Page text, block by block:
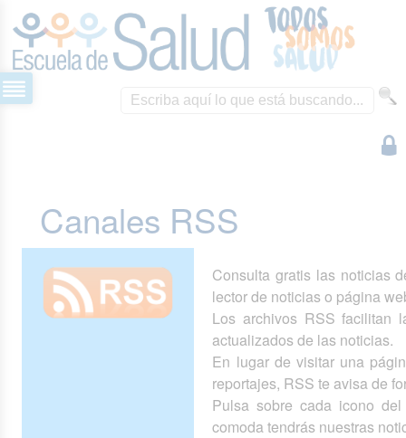
Canales RSS
Consulta gratis las noticias
lector de noticias o página
Los archivos RSS facilitan
actualizados de las noticias.
En lugar de visitar una
reportajes, RSS te avisa de
Pulsa sobre cada icono
comoda tendrás nuestras